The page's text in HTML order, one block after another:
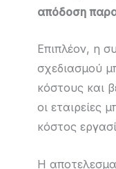
απόδοση
Επιπλέον, η
σχεδιασμού
κόστους και
οι εταιρείες
κόστος
Η